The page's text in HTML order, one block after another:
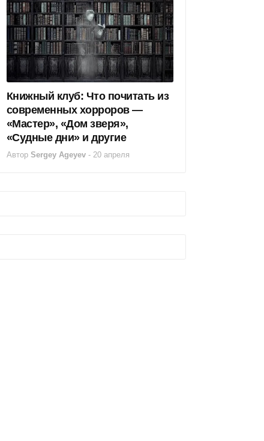
Книжный клуб: Что почитать из
современных хорроров —
«Мастер», «Дом зверя»,
«Судные дни» и другие
Автор Sergey Ageyev - 20 апреля